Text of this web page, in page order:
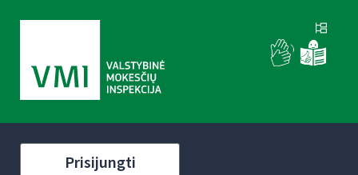
Prisijungti